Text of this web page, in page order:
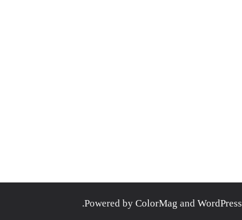
ColorMag andWordPress
.